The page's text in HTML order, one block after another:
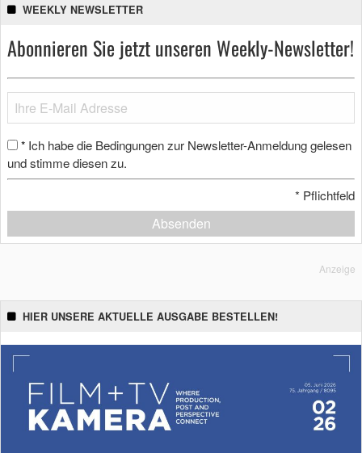
WEEKLY NEWSLETTER
Abonnieren Sie jetzt unseren Weekly-Newsletter!
* Ich habe die Bedingungen zur Newsletter-Anmeldung gelesen
und stimme diesen zu.
* Pflichtfeld
Absenden
Anzeige
HIER UNSERE AKTUELLE AUSGABE BESTELLEN!